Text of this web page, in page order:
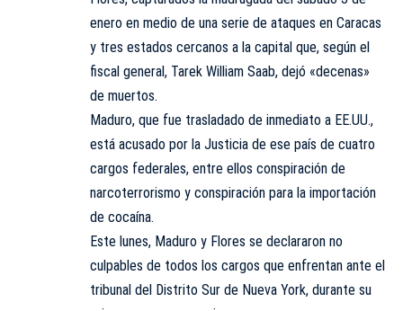
enero en medio de una serie de ataques en Caracas
y tres estados cercanos a la capital que, según el
fiscal general, Tarek William Saab, dejó «decenas»
de muertos.
Maduro, que fue trasladado de inmediato a EE.UU.,
está acusado por la Justicia de ese país de cuatro
cargos federales, entre ellos conspiración de
narcoterrorismo y conspiración para la importación
de cocaína.
Este lunes, Maduro y Flores se declararon no
culpables de todos los cargos que enfrentan ante el
tribunal del Distrito Sur de Nueva York, durante su